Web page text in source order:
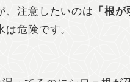
、注意したいのは
「根
危険です。